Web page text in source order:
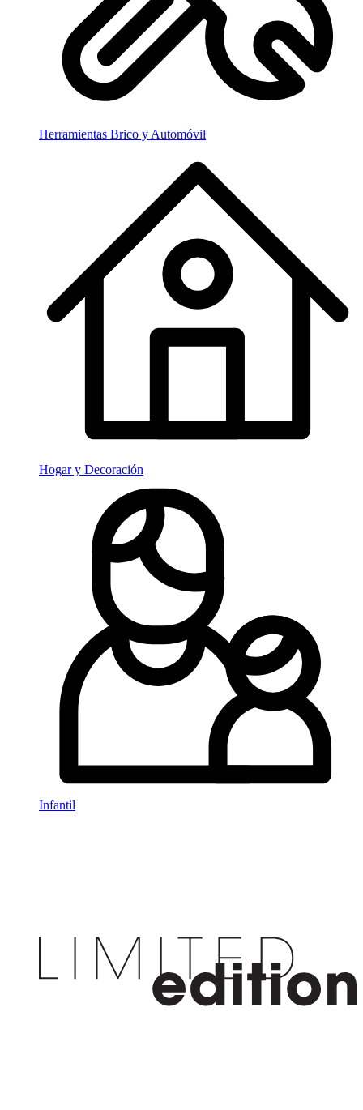
Herramientas Brico y Automóvil
Hogar y Decoración
Infantil